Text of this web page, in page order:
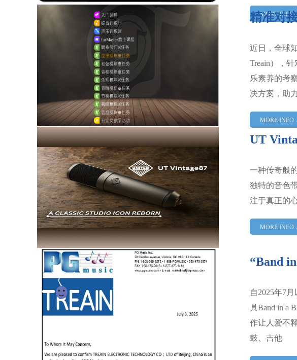
MORE
精准对
近日，全球
Treain），
乐素养的考
决方案，助
MORE INFO
UT
一种传奇般
独特的音色
注于真正的
MORE INFO
“Band
自2025年7
具Band in a
作让人爱不
鼓、吉他